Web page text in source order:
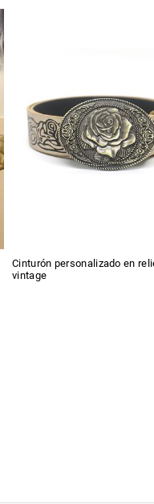
Cinturón personalizado en
vintage